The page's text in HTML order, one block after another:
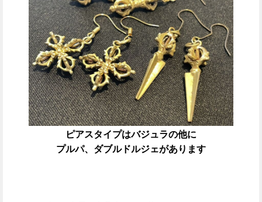
ピアスタイプはバジュラの他に
プルパ、ダブルドルジェがあります